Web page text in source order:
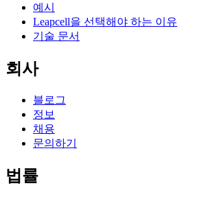
예시
Leapcell을 선택해야 하는 이유
기술 문서
회사
블로그
정보
채용
문의하기
법률